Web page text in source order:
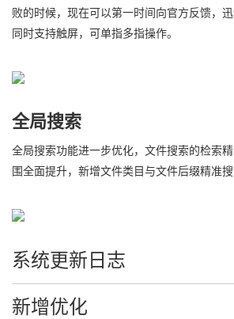
败的时候，现在可以第一时间向官方反馈，迅
同时支持触屏，可单指多指操作。
全局搜索
全局搜索功能进一步优化，文件搜索的检索
围全面提升，新增文件类目与文件后缀精准搜
系统更新日志
新增优化